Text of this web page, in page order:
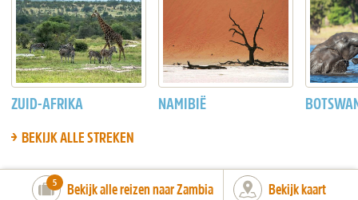
ZUID-AFRIKA NAMIBIË
BEKIJK ALLE STREKEN
number_of_trips:
5 Bekijk alle reizen naar Zambia Bekijk kaart